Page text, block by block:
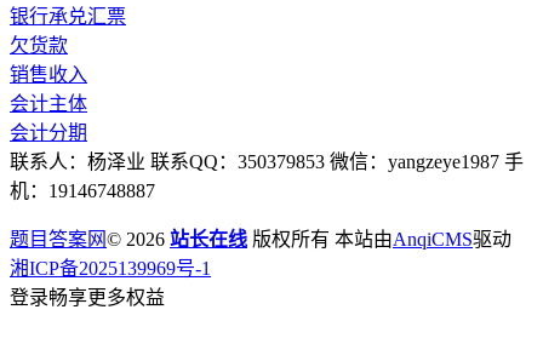
银行承兑汇票
欠货款
销售收入
会计主体
会计分期
联系人：杨泽业 联系QQ：350379853 微信：yangzeye1987 手
机：19146748887
题目答案网© 2026 站长在线 版权所有 本站由AnqiCMS驱动
湘ICP备2025139969号-1
登录畅享更多权益